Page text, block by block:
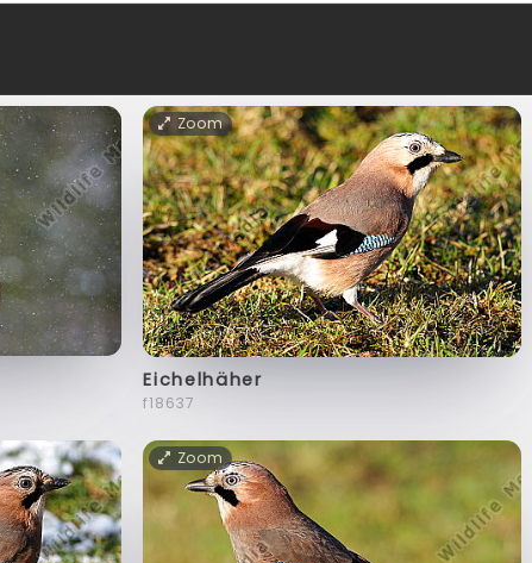
Zoom
Eichelhäher
f18637
Zoom